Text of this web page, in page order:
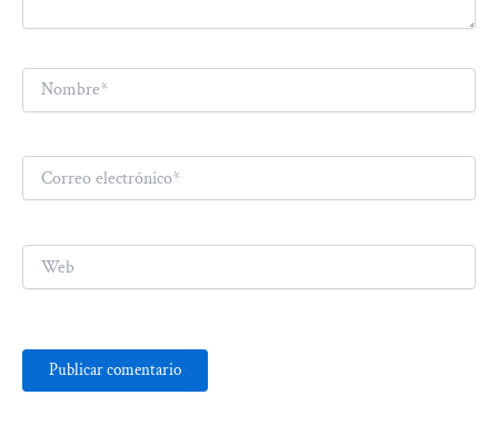
Nombre*
electrónico*